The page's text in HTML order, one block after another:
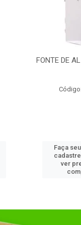
FONTE DE
Faça
ver